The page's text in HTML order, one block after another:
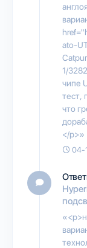
ato-
1/
чипе
тест,
что
</p>»
04-